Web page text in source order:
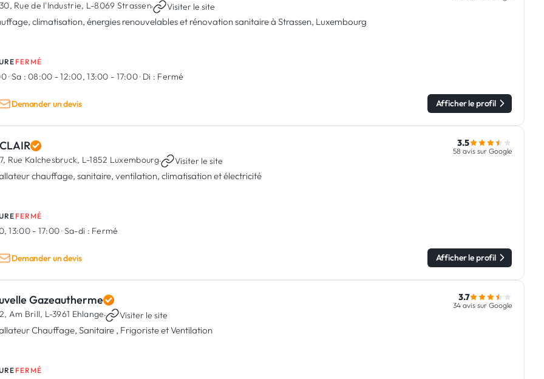
30, Rue de l'Industrie, L-8069 Strassen· Visiter le site
climatisation, énergies renouvelables et rénovation sanitaire à Strassen, Luxembourg
FERMÉ
·Sa : 08:00 - 12:00, 13:00 - 17:00· Di : Fermé
Demander un devis Afficher le profil
7, Rue Kalchesbruck, L-1852 Luxembourg· Visiter le site
chauffage, sanitaire, ventilation, climatisation et électricité
3.5
58 avis sur Google
FERMÉ
13:00 - 17:00·Sa-di : Fermé
Demander un devis Afficher le profil
Gazeautherme
2, Am Brill, L-3961 Ehlange· Visiter le site
Chauffage, Sanitaire , Frigoriste et Ventilation
3.7
34 avis sur Google
FERMÉ